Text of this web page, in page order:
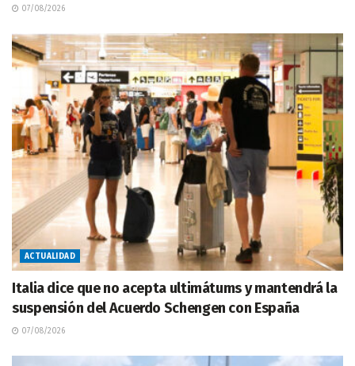
07/08/2026
ACTUALIDAD
Italia dice que no acepta ultimátums y mantendrá la
suspensión del Acuerdo Schengen con España
07/08/2026